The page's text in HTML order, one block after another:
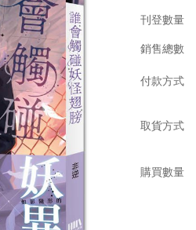
刊登數量
銷售總數
付款方式
取貨方式
購買數量